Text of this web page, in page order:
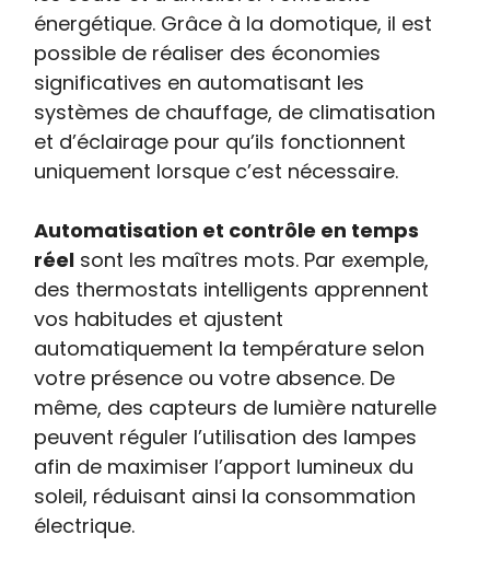
énergétique. Grâce à la domotique, il est
possible de réaliser des économies
significatives en automatisant les
systèmes de chauffage, de climatisation
et d’éclairage pour qu’ils fonctionnent
uniquement lorsque c’est nécessaire.
Automatisation et contrôle en temps
réel sont les maîtres mots. Par exemple,
des thermostats intelligents apprennent
vos habitudes et ajustent
automatiquement la température selon
votre présence ou votre absence. De
même, des capteurs de lumière naturelle
peuvent réguler l’utilisation des lampes
afin de maximiser l’apport lumineux du
soleil, réduisant ainsi la consommation
électrique.